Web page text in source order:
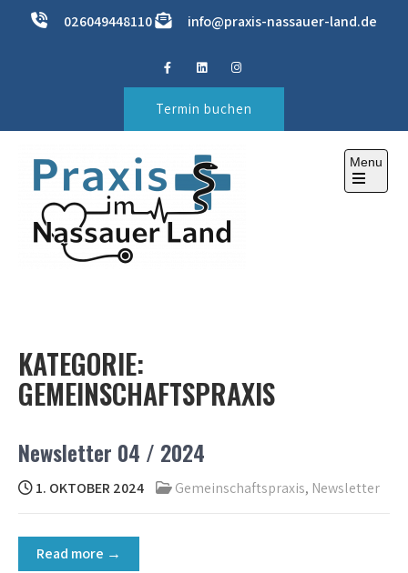
026049448110 info@praxis-nassauer-land.de
Termin buchen
Menu
Open
KATEGORIE:
GEMEINSCHAFTSPRAXIS
Newsletter 04 / 2024
1. OKTOBER 2024 Gemeinschaftspraxis, Newsletter
Read more →